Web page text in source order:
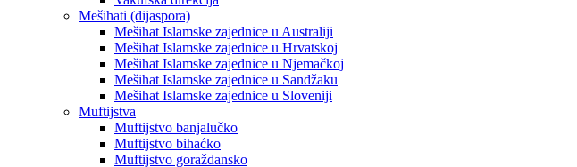
Mešihati (dijaspora)
Mešihat Islamske zajednice u Australiji
Mešihat Islamske zajednice u Hrvatskoj
Mešihat Islamske zajednice u Njemačkoj
Mešihat Islamske zajednice u Sandžaku
Mešihat Islamske zajednice u Sloveniji
Muftijstva
Muftijstvo banjalučko
Muftijstvo bihaćko
Muftijstvo goraždansko